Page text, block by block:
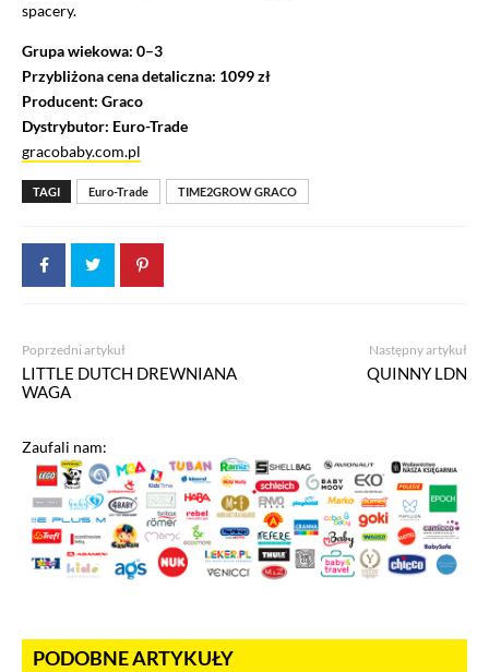
spacery.
Grupa wiekowa: 0–3
Przybliżona cena detaliczna: 1099 zł
Producent: Graco
Dystrybutor: Euro-Trade
gracobaby.com.pl
TAGI Euro-Trade TIME2GROW GRACO
Poprzedni artykuł
LITTLE DUTCH DREWNIANA
WAGA
Następny artykuł
QUINNY LDN
Zaufali nam:
PODOBNE ARTYKUŁY